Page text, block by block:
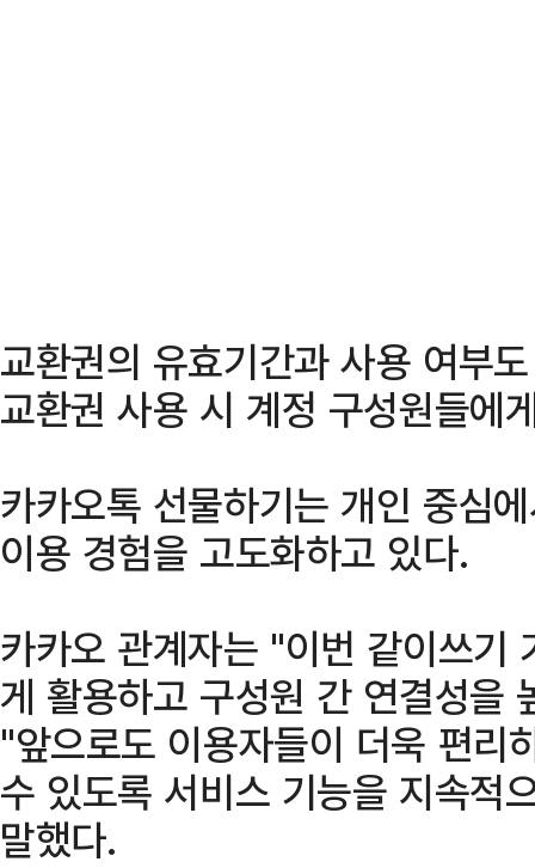
교환권의 유효기간과 사용 여부
교환권 사용 시 계정 구성원들에
카카오톡 선물하기는 개인 중심
이용 경험을 고도화하고 있다.
카카오 관계자는 "이번 같이쓰기
게 활용하고 구성원 간 연결성을
"앞으로도 이용자들이 더욱 편리
수 있도록 서비스 기능을 지속적
말했다.